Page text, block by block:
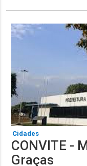
Cidades
CONVITE -
Graças